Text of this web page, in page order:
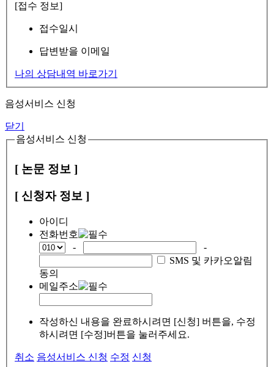
[접수 정보]
접수일시
답변받을 이메일
나의 상담내역 바로가기
음성서비스 신청
닫기
음성서비스 신청
[ 논문 정보 ]
[ 신청자 정보 ]
아이디
전화번호
-
-
SMS 및 카카오알림
동의
메일주소
작성하신 내용을 완료하시려면 [신청] 버튼을, 수정
하시려면 [수정]버튼을 눌러주세요.
취소 음성서비스 신청 수정 신청